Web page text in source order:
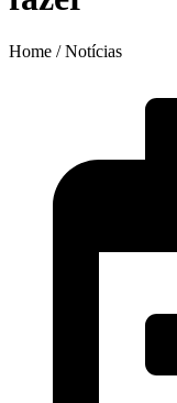
Home / Notícias